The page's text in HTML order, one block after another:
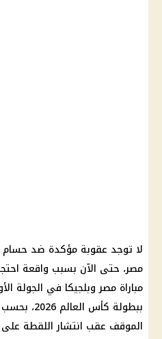
لا توجد عقوبة مؤكدة ضد حسام
مصر، حتى الآن بسبب واقعة
مباراة مصر وبلجيكا في الجولة
ببطولة كأس
الموقف عقب انتشار اللقطة